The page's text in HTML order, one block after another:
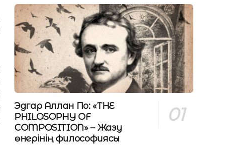
Эдгар Аллан По: «THE
PHILOSOPHY OF
COMPOSITION» – Жазу
өнерінің философиясы